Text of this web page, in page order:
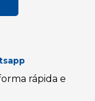
rápida e